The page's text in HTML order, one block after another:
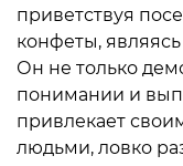
приветствуя
конфеты,
Он не только
понимании и
привлекает
людьми, ловко